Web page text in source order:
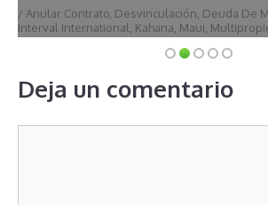
/ Anular Contrato, Desvinculación, Deuda De
Interval International, Kahana, Maui,